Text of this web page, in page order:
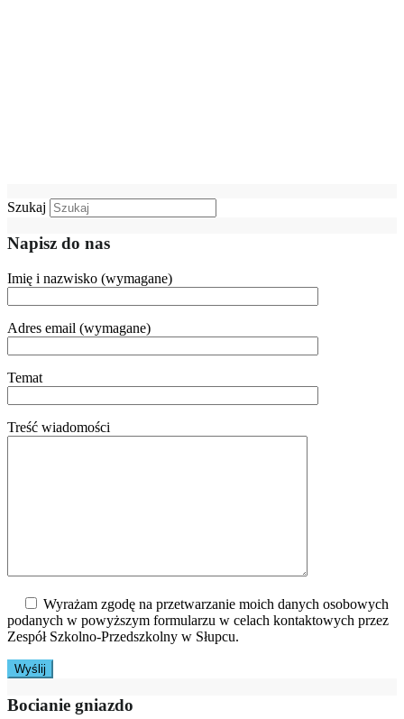
Szukaj
Napisz do nas
Imię i nazwisko (wymagane)
Adres email (wymagane)
Temat
Treść wiadomości
Wyrażam zgodę na przetwarzanie moich danych osobowych
podanych w powyższym formularzu w celach kontaktowych przez
Zespół Szkolno-Przedszkolny w Słupcu.
Bocianie gniazdo